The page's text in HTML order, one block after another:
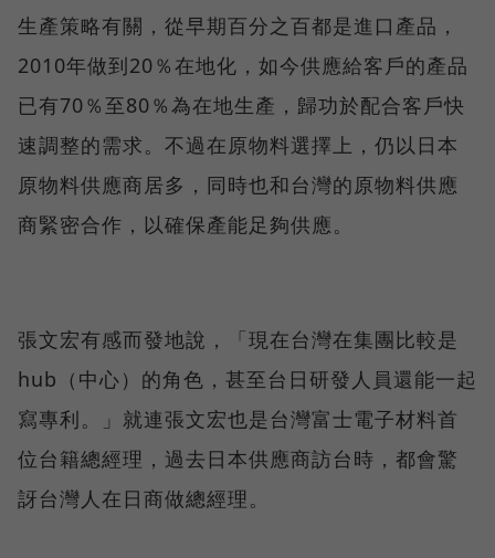
生產策略有關，從早期百分之百都是進口產品，
2010年做到20％在地化，如今供應給客戶的產品
已有70％至80％為在地生產，歸功於配合客戶快
速調整的需求。不過在原物料選擇上，仍以日本
原物料供應商居多，同時也和台灣的原物料供應
商緊密合作，以確保產能足夠供應。
張文宏有感而發地說，「現在台灣在集團比較是
hub（中心）的角色，甚至台日研發人員還能一起
寫專利。」就連張文宏也是台灣富士電子材料首
位台籍總經理，過去日本供應商訪台時，都會驚
訝台灣人在日商做總經理。